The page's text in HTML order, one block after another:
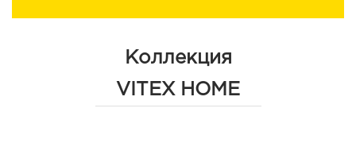
Коллекция
VITEX HOME